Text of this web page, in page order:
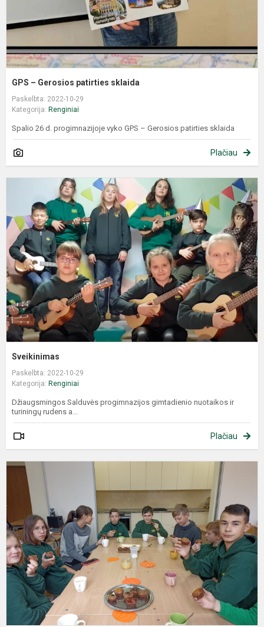
GPS – Gerosios patirties sklaida
Paskelbta: 2022-10-29
Kategorija: Renginiai
Spalio 26 d. progimnazijoje vyko GPS – Gerosios patirties sklaida
Plačiau
Sveikinimas
Paskelbta: 2022-10-29
Kategorija: Renginiai
Džiaugsmingos Salduvės progimnazijos gimtadienio nuotaikos ir
turiningų rudens a...
Plačiau